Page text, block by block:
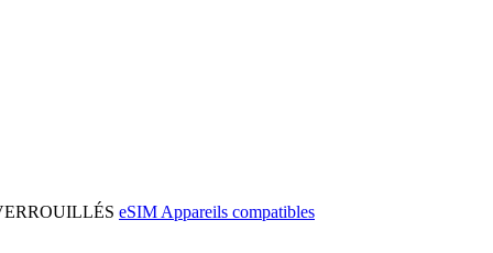
eSIM Appareils compatibles